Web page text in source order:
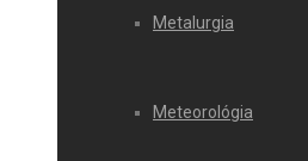
Metalurgia
Meteorológia